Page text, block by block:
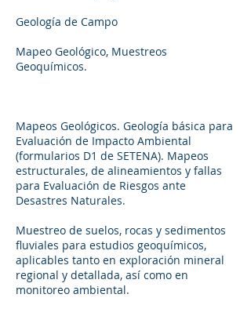
Geología de Campo
Mapeo Geológico, Muestreos
Geoquímicos.
Mapeos Geológicos. Geología básica para
Evaluación de Impacto Ambiental
(formularios D1 de SETENA). Mapeos
estructurales, de alineamientos y fallas
para Evaluación de Riesgos ante
Desastres Naturales.
Muestreo de suelos, rocas y sedimentos
fluviales para estudios geoquímicos,
aplicables tanto en exploración mineral
regional y detallada, así como en
monitoreo ambiental.